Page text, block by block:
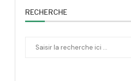
RECHERCHE